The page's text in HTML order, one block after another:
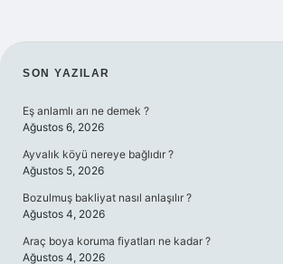
SIDEBAR
SON YAZILAR
Eş anlamlı arı ne demek ?
Ağustos 6, 2026
Ayvalık köyü nereye bağlıdır ?
Ağustos 5, 2026
Bozulmuş bakliyat nasıl anlaşılır ?
Ağustos 4, 2026
Araç boya koruma fiyatları ne kadar ?
Ağustos 4, 2026